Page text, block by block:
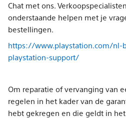
Chat met ons.
onderstaande helpen met je
bestellingen.
https://www.playstation.com/nl-
playstation-support/
Om reparatie of vervanging van
regelen in het kader van de
hebt gekregen en die geldt in